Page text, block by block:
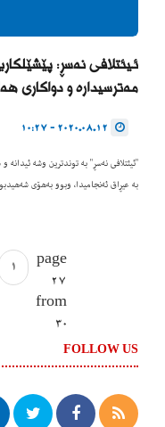
ئیئتلافی نەسڕ:
مەترسیدارە و دواکاری
"ئیئتلافی نەسڕ" بە توندترین وشە ئیدانە و
بە عیڕاق ئەنجامیدا، وبوو بەهۆی
page
27
from
30
1
FOLLOW US